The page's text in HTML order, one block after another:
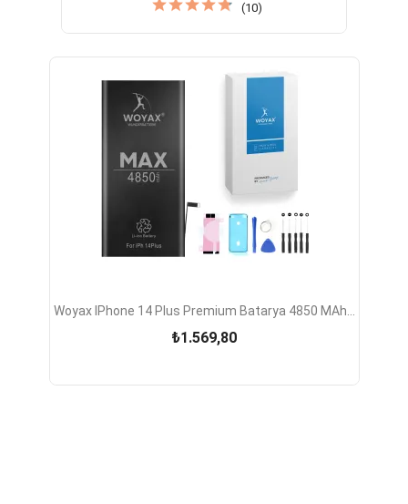
(10)
Woyax IPhone 14 Plus Premium Batarya 4850 MAh...
₺1.569,80